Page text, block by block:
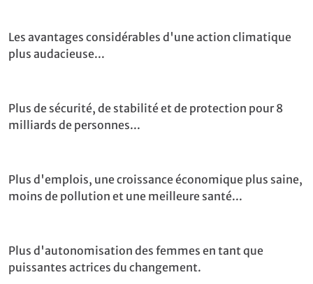
Les avantages considérables d'une action climatique
plus audacieuse...
Plus de sécurité, de stabilité et de protection pour 8
milliards de personnes...
Plus d'emplois, une croissance économique plus saine,
moins de pollution et une meilleure santé...
Plus d'autonomisation des femmes en tant que
puissantes actrices du changement.